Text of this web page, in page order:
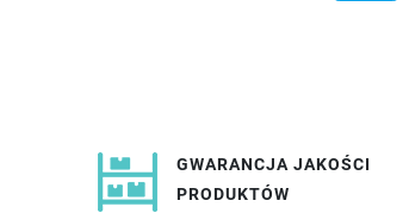
GWARANCJA JAKOŚCI
PRODUKTÓW